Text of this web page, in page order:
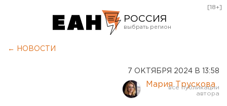
РОССИЯ
Курган
Оренбург
[18+]
← НОВОСТИ
7 ОКТЯБРЯ 2024 В 13:58
Мария Трускова